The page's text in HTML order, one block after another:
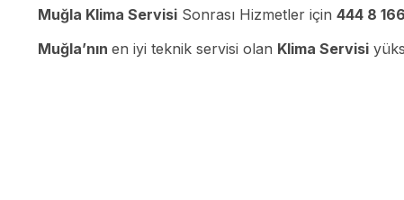
Muğla Klima Servisi Sonrası Hizmetler için 444 8 166
Muğla’nın en iyi teknik servisi olan Klima Servisi